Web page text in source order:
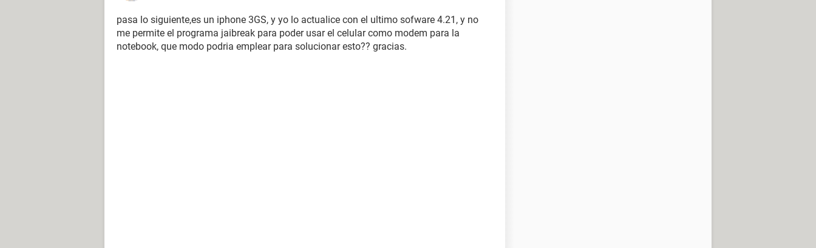
pasa lo siguiente,es un iphone 3GS, y yo lo actualice con el ultimo sofware 4.21, y no
me permite el programa jaibreak para poder usar el celular como modem para la
notebook, que modo podria emplear para solucionar esto?? gracias.